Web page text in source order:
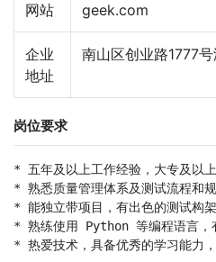
网站
geek.com
企业
地址
南山区创业路1777
岗位要求
* 五年及以上工作经验，大专及以
* 熟悉质量管理体系及测试流程和
* 能独立带项目，有出色的测试构
* 熟练使用 Python 等编程语言，
* 热爱技术，具备优秀的学习能力